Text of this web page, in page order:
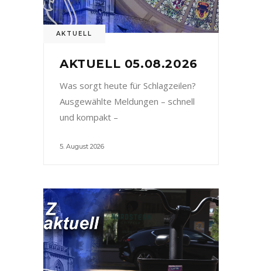
AKTUELL
AKTUELL 05.08.2026
Was sorgt heute für Schlagzeilen?
Ausgewählte Meldungen – schnell
und kompakt –
5. August 2026